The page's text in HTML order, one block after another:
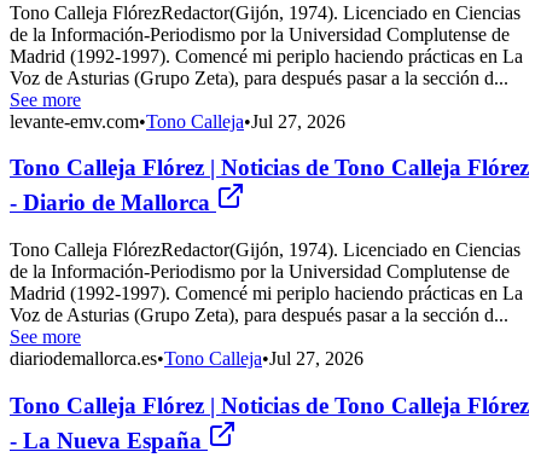
Tono Calleja FlórezRedactor(Gijón, 1974). Licenciado en Ciencias
de la Información-Periodismo por la Universidad Complutense de
Madrid (1992-1997). Comencé mi periplo haciendo prácticas en La
Voz de Asturias (Grupo Zeta), para después pasar a la sección d...
See more
levante-emv.com•Tono Calleja•Jul 27, 2026
Tono Calleja Flórez | Noticias de Tono Calleja Flórez
- Diario de Mallorca
Tono Calleja FlórezRedactor(Gijón, 1974). Licenciado en Ciencias
de la Información-Periodismo por la Universidad Complutense de
Madrid (1992-1997). Comencé mi periplo haciendo prácticas en La
Voz de Asturias (Grupo Zeta), para después pasar a la sección d...
See more
diariodemallorca.es•Tono Calleja•Jul 27, 2026
Tono Calleja Flórez | Noticias de Tono Calleja Flórez
- La Nueva España